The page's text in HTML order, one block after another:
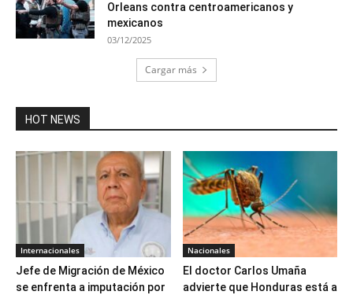
Orleans contra centroamericanos y
mexicanos
03/12/2025
Cargar más
HOT NEWS
Internacionales
Jefe de Migración de México
se enfrenta a imputación por
Nacionales
El doctor Carlos Umaña
advierte que Honduras está a